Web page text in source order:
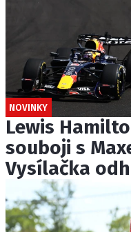
NOVINKY
Lewis
souboji s
Vysílačka